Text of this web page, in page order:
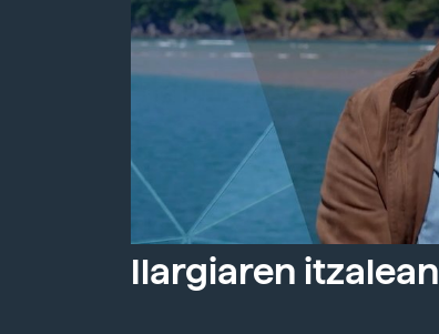
Ilargiaren itzalean